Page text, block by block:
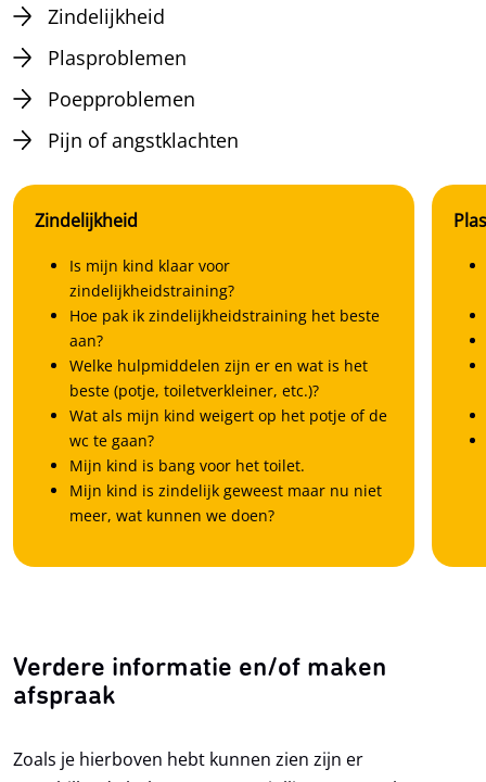
Zindelijkheid
Plasproblemen
Poepproblemen
Pijn of angstklachten
Zindelijkheid
Is mijn kind klaar voor
zindelijkheidstraining?
Hoe pak ik zindelijkheidstraining het beste
aan?
Welke hulpmiddelen zijn er en wat is het
beste (potje, toiletverkleiner, etc.)?
Wat als mijn kind weigert op het potje of de
wc te gaan?
Mijn kind is bang voor het toilet.
Mijn kind is zindelijk geweest maar nu niet
meer, wat kunnen we doen?
Verdere informatie en/of maken
afspraak
Zoals je hierboven hebt kunnen zien zijn er